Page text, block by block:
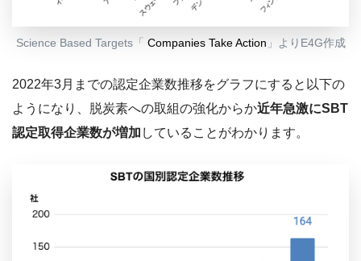
Science Based Targets「 Companies Take Action 」よりE4G作成
2022年3月までの認定企業数推移をグラフにすると以下の
ようになり、脱炭素への取組の強化からか近年急激にSBT
認定取得企業数が増加 していることがわかります。